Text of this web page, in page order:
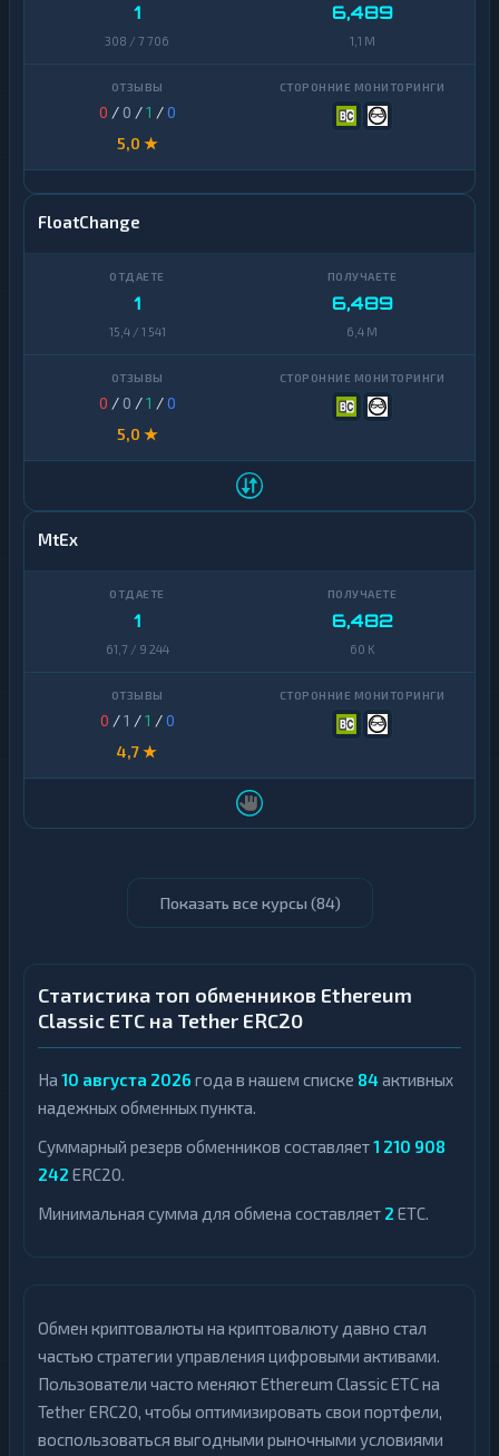
1
308 / 7 706
6,489
1,1 M
0 / 0 /1 /0
5,0 ★
FloatChange
1
15,4 / 1 541
6,489
6,4 M
0 / 0 /1 /0
5,0 ★
MtEx
1
61,7 / 9 244
6,482
60 K
0 /1 /1 /0
4,7 ★
Показать все курсы (84)
Статистика топ обменников Ethereum
Classic ETC на Tether ERC20
На 10 августа 2026 года в нашем списке 84активных
надежных обменных пункта.
Суммарный резерв обменников составляет1 210 908
242 ERC20.
Минимальная сумма для обмена составляет 2 ETC.
Обмен криптовалюты на криптовалюту давно стал
частью стратегии управления цифровыми активами.
Пользователи часто меняют Ethereum Classic ETC на
Tether ERC20, чтобы оптимизировать свои портфели,
воспользоваться выгодными рыночными условиями